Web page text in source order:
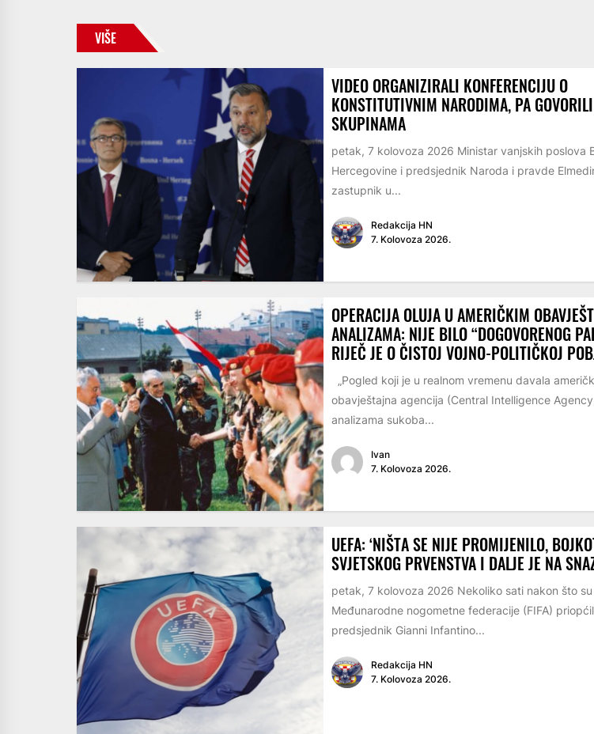
VIŠE
VIDEO ORGANIZIRALI KONFERENCIJU O
KONSTITUTIVNIM NARODIMA, PA
SKUPINAMA
petak, 7 kolovoza 2026 Ministar vanjskih poslova
Hercegovine i predsjednik Naroda i pravde
zastupnik u...
Redakcija HN
7. Kolovoza 2026.
OPERACIJA OLUJA U AMERIČKIM
ANALIZAMA: NIJE BILO “DOGOVORENOG
RIJEČ JE O ČISTOJ VOJNO-POLITIČKOJ
„Pogled koji je u realnom vremenu davala
obavještajna agencija (Central Intelligence
analizama sukoba...
Ivan
7. Kolovoza 2026.
UEFA: ‘NIŠTA SE NIJE PROMIJENILO,
SVJETSKOG PRVENSTVA I DALJE JE NA
petak, 7 kolovoza 2026 Nekoliko sati nakon što su
Međunarodne nogometne federacije (FIFA)
predsjednik Gianni Infantino...
Redakcija HN
7. Kolovoza 2026.